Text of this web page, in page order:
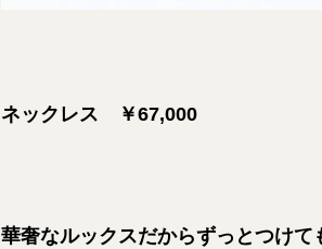
ネックレス ￥67,000
華奢なルックスだからずっとつけて